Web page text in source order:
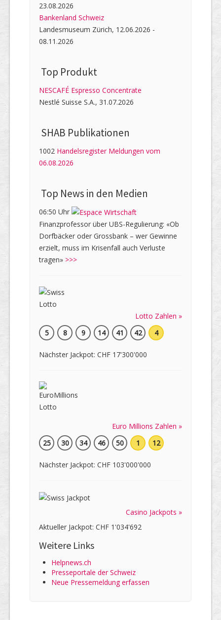
23.08.2026
Bankenland Schweiz
Landesmuseum Zürich, 12.06.2026 -
08.11.2026
Top Produkt
NESCAFÉ Espresso Concentrate
Nestlé Suisse S.A., 31.07.2026
SHAB Publi­kati­onen
1002 Handelsregister Meldungen vom
06.08.2026
Top News in den Medien
06:50 Uhr
Finanzprofessor über UBS-Regulierung: «Ob
Dorfbäcker oder Grossbank – wer Gewinne
erzielt, muss im Krisenfall auch Verluste
tragen» >>>
Lotto Zahlen »
5
8 9 14 41 42 4
Nächster Jackpot: CHF 17'300'000
Euro Millions Zahlen »
25
30 34 46 50 1 12
Nächster Jackpot: CHF 103'000'000
Casino Jackpots »
Aktueller Jackpot: CHF 1'034'692
Weitere Links
Helpnews.ch
Presseportale der Schweiz
Neue Pressemeldung erfassen